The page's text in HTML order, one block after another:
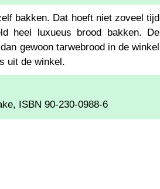
bakken. Dat hoeft niet zoveel tijd
heel luxueus brood bakken. De
gewoon tarwebrood in de winkel
uit de winkel.
ISBN 90-230-0988-6